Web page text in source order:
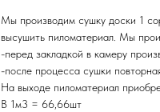
Мы производим сушку доски 1
высушить пиломатериал. Мы
-перед закладкой в камеру
-после процесса сушки
На выходе пиломатериал
В 1м3 = 66,66шт